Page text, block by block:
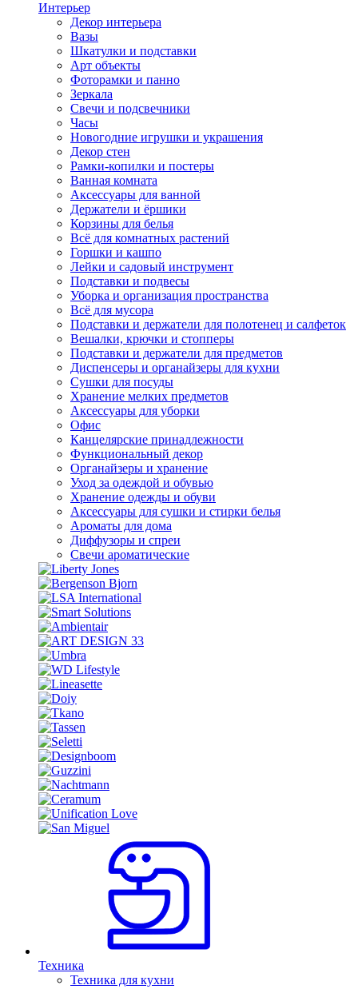
Интерьер
Декор интерьера
Вазы
Шкатулки и подставки
Арт объекты
Фоторамки и панно
Зеркала
Свечи и подсвечники
Часы
Новогодние игрушки и украшения
Декор стен
Рамки-копилки и постеры
Ванная комната
Аксессуары для ванной
Держатели и ёршики
Корзины для белья
Всё для комнатных растений
Горшки и кашпо
Лейки и садовый инструмент
Подставки и подвесы
Уборка и организация пространства
Всё для мусора
Подставки и держатели для полотенец и салфеток
Вешалки, крючки и стопперы
Подставки и держатели для предметов
Диспенсеры и органайзеры для кухни
Сушки для посуды
Хранение мелких предметов
Аксессуары для уборки
Офис
Канцелярские принадлежности
Функциональный декор
Органайзеры и хранение
Уход за одеждой и обувью
Хранение одежды и обуви
Аксессуары для сушки и стирки белья
Ароматы для дома
Диффузоры и спреи
Свечи ароматические
Техника
Техника для кухни